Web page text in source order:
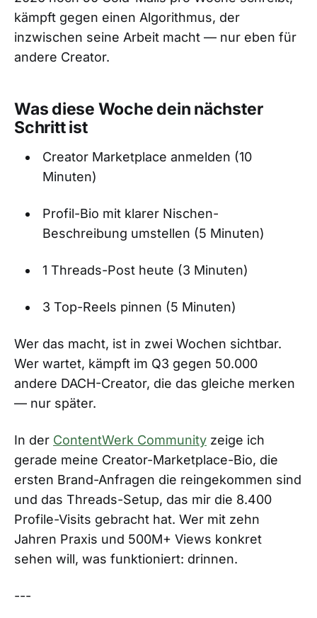
kämpft gegen einen Algorithmus, der
inzwischen seine Arbeit macht — nur eben für
andere Creator.
Was diese Woche dein nächster
Schritt ist
Creator Marketplace anmelden (10
Minuten)
Profil-Bio mit klarer Nischen-
Beschreibung umstellen (5 Minuten)
1 Threads-Post heute (3 Minuten)
3 Top-Reels pinnen (5 Minuten)
Wer das macht, ist in zwei Wochen sichtbar.
Wer wartet, kämpft im Q3 gegen 50.000
andere DACH-Creator, die das gleiche merken
— nur später.
In der ContentWerk Community zeige ich
gerade meine Creator-Marketplace-Bio, die
ersten Brand-Anfragen die reingekommen sind
und das Threads-Setup, das mir die 8.400
Profile-Visits gebracht hat. Wer mit zehn
Jahren Praxis und 500M+ Views konkret
sehen will, was funktioniert: drinnen.
---